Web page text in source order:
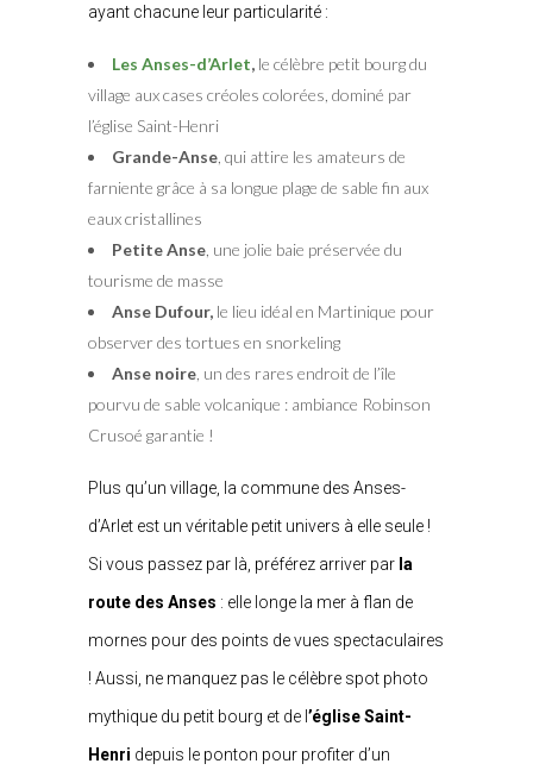
ayant chacune leur particularité :
Les Anses-d’Arlet, le célèbre petit bourg du
village aux cases créoles colorées, dominé par
l’église Saint-Henri
Grande-Anse , qui attire les amateurs de
farniente grâce à sa longue plage de sable fin aux
eaux cristallines
Petite Anse , une jolie baie préservée du
tourisme de masse
Anse Dufour, le lieu idéal en Martinique pour
observer des tortues en snorkeling
Anse noire , un des rares endroit de l’île
pourvu de sable volcanique : ambiance Robinson
Crusoé garantie !
Plus qu’un village, la commune des Anses-
d’Arlet est un véritable petit univers à elle seule !
Si vous passez par là, préférez arriver par la
route des Anses : elle longe la mer à flan de
mornes pour des points de vues spectaculaires
! Aussi, ne manquez pas le célèbre spot photo
mythique du petit bourg et de l ’église Saint-
Henri depuis le ponton pour profiter d’un